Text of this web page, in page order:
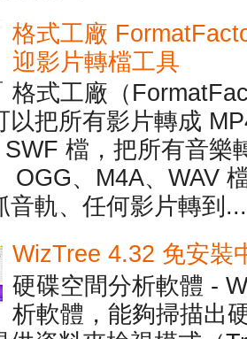
格式工廠
迎影片轉檔工具
格式工廠（
以把所有影片轉成
SWF 檔，把所有音樂
OGG、M4A、WAV
音軌、任何影片轉到...
WizTree 4.32 免安裝
硬碟空間分析軟體 -
析軟體，能夠掃描出